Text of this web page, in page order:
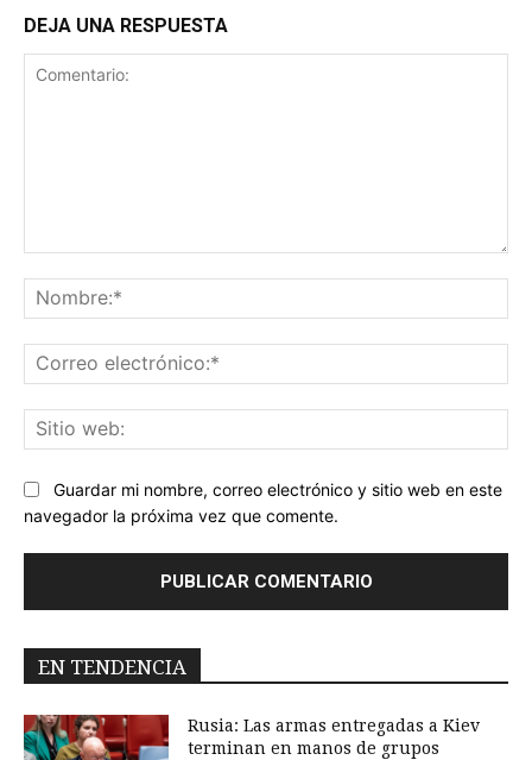
DEJA UNA RESPUESTA
Guardar mi nombre, correo electrónico y sitio web en este
navegador la próxima vez que comente.
EN TENDENCIA
Rusia: Las armas entregadas a Kiev
terminan en manos de grupos